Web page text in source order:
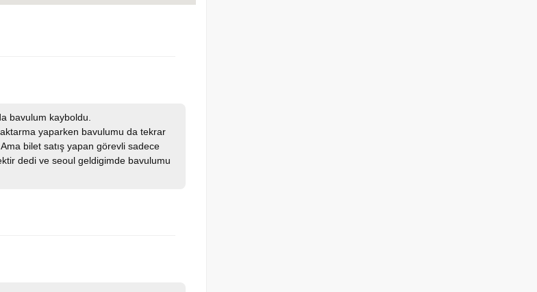
bavulum kayboldu.
yaparken bavulumu da tekrar
bilet satış yapan görevli sadece
dedi ve seoul geldigimde bavulumu